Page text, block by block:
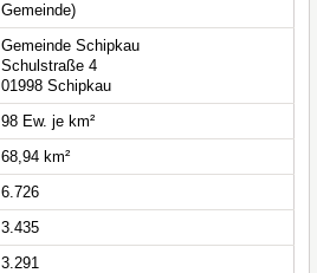
Gemeinde)
Gemeinde Schipkau
Schulstraße 4
01998 Schipkau
98 Ew. je km²
68,94 km²
6.726
3.435
3.291